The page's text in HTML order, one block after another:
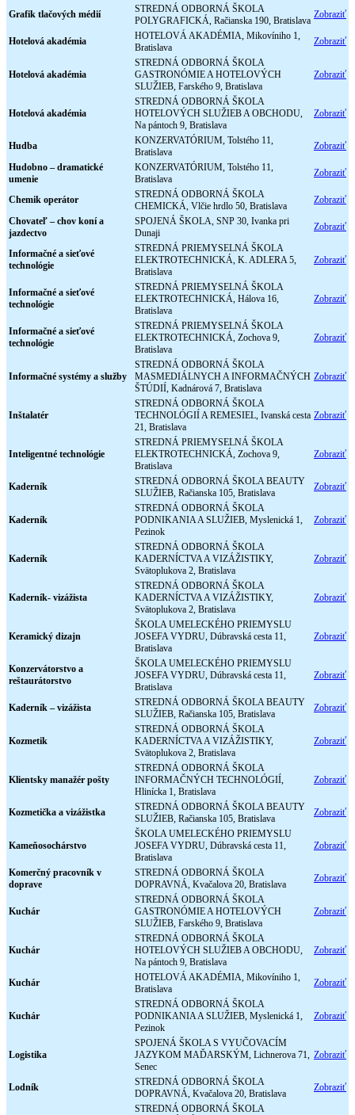
Grafik tlačových médií
STREDNÁ ODBORNÁ ŠKOLA
POLYGRAFICKÁ, Račianska 190, Bratislava
Zobraziť
Hotelová akadémia
HOTELOVÁ AKADÉMIA, Mikovíniho 1,
Bratislava
Zobraziť
Hotelová akadémia
STREDNÁ ODBORNÁ ŠKOLA
GASTRONÓMIE A HOTELOVÝCH
SLUŽIEB, Farského 9, Bratislava
Zobraziť
Hotelová akadémia
STREDNÁ ODBORNÁ ŠKOLA
HOTELOVÝCH SLUŽIEB A OBCHODU,
Na pántoch 9, Bratislava
Zobraziť
Hudba
KONZERVATÓRIUM, Tolstého 11,
Bratislava
Zobraziť
Hudobno – dramatické
umenie
KONZERVATÓRIUM, Tolstého 11,
Bratislava
Zobraziť
Chemik operátor
STREDNÁ ODBORNÁ ŠKOLA
CHEMICKÁ, Vlčie hrdlo 50, Bratislava
Zobraziť
Chovateľ – chov koní a
jazdectvo
SPOJENÁ ŠKOLA, SNP 30, Ivanka pri
Dunaji
Zobraziť
Informačné a sieťové
technológie
STREDNÁ PRIEMYSELNÁ ŠKOLA
ELEKTROTECHNICKÁ, K. ADLERA 5,
Bratislava
Zobraziť
Informačné a sieťové
technológie
STREDNÁ PRIEMYSELNÁ ŠKOLA
ELEKTROTECHNICKÁ, Hálova 16,
Bratislava
Zobraziť
Informačné a sieťové
technológie
STREDNÁ PRIEMYSELNÁ ŠKOLA
ELEKTROTECHNICKÁ, Zochova 9,
Bratislava
Zobraziť
Informačné systémy a služby
STREDNÁ ODBORNÁ ŠKOLA
MASMEDIÁLNYCH A INFORMAČNÝCH
ŠTÚDIÍ, Kadnárová 7, Bratislava
Zobraziť
Inštalatér
STREDNÁ ODBORNÁ ŠKOLA
TECHNOLÓGIÍ A REMESIEL, Ivanská cesta
21, Bratislava
Zobraziť
Inteligentné technológie
STREDNÁ PRIEMYSELNÁ ŠKOLA
ELEKTROTECHNICKÁ, Zochova 9,
Bratislava
Zobraziť
Kaderník
STREDNÁ ODBORNÁ ŠKOLA BEAUTY
SLUŽIEB, Račianska 105, Bratislava
Zobraziť
Kaderník
STREDNÁ ODBORNÁ ŠKOLA
PODNIKANIA A SLUŽIEB, Myslenická 1,
Pezinok
Zobraziť
Kaderník
STREDNÁ ODBORNÁ ŠKOLA
KADERNÍCTVA A VIZÁŽISTIKY,
Svätoplukova 2, Bratislava
Zobraziť
Kaderník- vizážista
STREDNÁ ODBORNÁ ŠKOLA
KADERNÍCTVA A VIZÁŽISTIKY,
Svätoplukova 2, Bratislava
Zobraziť
Keramický dizajn
ŠKOLA UMELECKÉHO PRIEMYSLU
JOSEFA VYDRU, Dúbravská cesta 11,
Bratislava
Zobraziť
Konzervátorstvo a
reštaurátorstvo
ŠKOLA UMELECKÉHO PRIEMYSLU
JOSEFA VYDRU, Dúbravská cesta 11,
Bratislava
Zobraziť
Kaderník – vizážista
STREDNÁ ODBORNÁ ŠKOLA BEAUTY
SLUŽIEB, Račianska 105, Bratislava
Zobraziť
Kozmetik
STREDNÁ ODBORNÁ ŠKOLA
KADERNÍCTVA A VIZÁŽISTIKY,
Svätoplukova 2, Bratislava
Zobraziť
Klientsky manažér pošty
STREDNÁ ODBORNÁ ŠKOLA
INFORMAČNÝCH TECHNOLÓGIÍ,
Hlinícka 1, Bratislava
Zobraziť
Kozmetička a vizážistka
STREDNÁ ODBORNÁ ŠKOLA BEAUTY
SLUŽIEB, Račianska 105, Bratislava
Zobraziť
Kameňosochárstvo
ŠKOLA UMELECKÉHO PRIEMYSLU
JOSEFA VYDRU, Dúbravská cesta 11,
Bratislava
Zobraziť
Komerčný pracovník v
doprave
STREDNÁ ODBORNÁ ŠKOLA
DOPRAVNÁ, Kvačalova 20, Bratislava
Zobraziť
Kuchár
STREDNÁ ODBORNÁ ŠKOLA
GASTRONÓMIE A HOTELOVÝCH
SLUŽIEB, Farského 9, Bratislava
Zobraziť
Kuchár
STREDNÁ ODBORNÁ ŠKOLA
HOTELOVÝCH SLUŽIEB A OBCHODU,
Na pántoch 9, Bratislava
Zobraziť
Kuchár
HOTELOVÁ AKADÉMIA, Mikovíniho 1,
Bratislava
Zobraziť
Kuchár
STREDNÁ ODBORNÁ ŠKOLA
PODNIKANIA A SLUŽIEB, Myslenická 1,
Pezinok
Zobraziť
Logistika
SPOJENÁ ŠKOLA S VYUČOVACÍM
JAZYKOM MAĎARSKÝM, Lichnerova 71,
Senec
Zobraziť
Lodník
STREDNÁ ODBORNÁ ŠKOLA
DOPRAVNÁ, Kvačalova 20, Bratislava
Zobraziť
STREDNÁ ODBORNÁ ŠKOLA